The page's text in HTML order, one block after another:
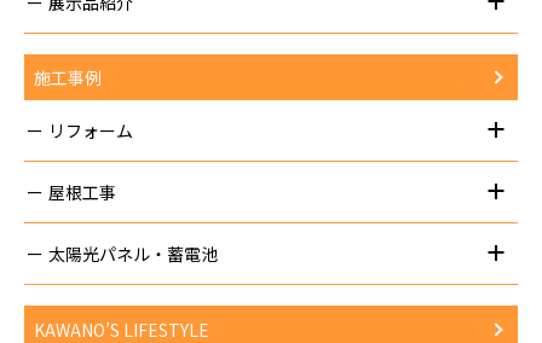
施工事例
リフォーム
屋根工事
太陽光パネル・蓄電池
KAWANO’S LIFESTYLE